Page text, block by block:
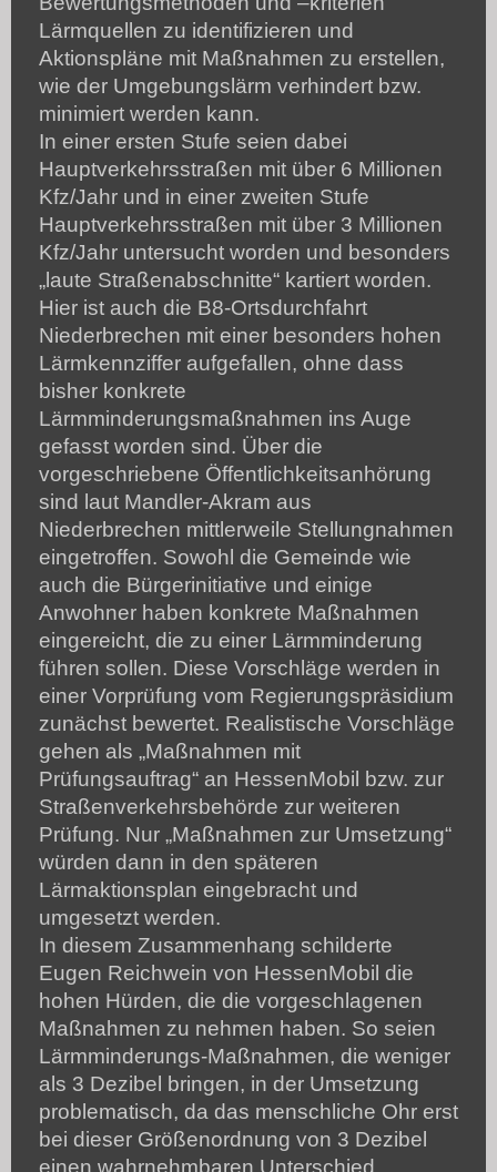
Lärmquellen zu identifizieren und
Aktionspläne mit Maßnahmen zu erstellen,
wie der Umgebungslärm verhindert bzw.
minimiert werden kann.
In einer ersten Stufe seien dabei
Hauptverkehrsstraßen mit über 6 Millionen
Kfz/Jahr und in einer zweiten Stufe
Hauptverkehrsstraßen mit über 3 Millionen
Kfz/Jahr untersucht worden und besonders
„laute Straßenabschnitte“ kartiert worden.
Hier ist auch die B8-Ortsdurchfahrt
Niederbrechen mit einer besonders hohen
Lärmkennziffer aufgefallen, ohne dass
bisher konkrete
Lärmminderungsmaßnahmen ins Auge
gefasst worden sind. Über die
vorgeschriebene Öffentlichkeitsanhörung
sind laut Mandler-Akram aus
Niederbrechen mittlerweile Stellungnahmen
eingetroffen. Sowohl die Gemeinde wie
auch die Bürgerinitiative und einige
Anwohner haben konkrete Maßnahmen
eingereicht, die zu einer Lärmminderung
führen sollen. Diese Vorschläge werden in
einer Vorprüfung vom Regierungspräsidium
zunächst bewertet. Realistische Vorschläge
gehen als „Maßnahmen mit
Prüfungsauftrag“ an HessenMobil bzw. zur
Straßenverkehrsbehörde zur weiteren
Prüfung. Nur „Maßnahmen zur Umsetzung“
würden dann in den späteren
Lärmaktionsplan eingebracht und
umgesetzt werden.
In diesem Zusammenhang schilderte
Eugen Reichwein von HessenMobil die
hohen Hürden, die die vorgeschlagenen
Maßnahmen zu nehmen haben. So seien
Lärmminderungs-Maßnahmen, die weniger
als 3 Dezibel bringen, in der Umsetzung
problematisch, da das menschliche Ohr erst
bei dieser Größenordnung von 3 Dezibel
einen wahrnehmbaren Unterschied